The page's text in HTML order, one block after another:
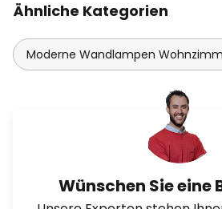
Ähnliche Kategorien
Moderne Wandlampen
Wünschen Sie eine